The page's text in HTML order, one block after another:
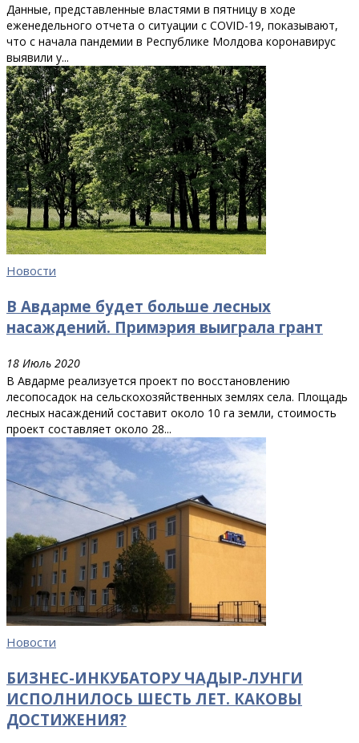
Данные, представленные властями в пятницу в ходе
еженедельного отчета о ситуации с COVID-19, показывают,
что с начала пандемии в Республике Молдова коронавирус
выявили у...
Новости
В Авдарме будет больше лесных
насаждений. Примэрия выиграла грант
18 Июль 2020
В Авдарме реализуется проект по восстановлению
лесопосадок на сельскохозяйственных землях села. Площадь
лесных насаждений составит около 10 га земли, стоимость
проект составляет около 28...
Новости
БИЗНЕС-ИНКУБАТОРУ ЧАДЫР-ЛУНГИ
ИСПОЛНИЛОСЬ ШЕСТЬ ЛЕТ. КАКОВЫ
ДОСТИЖЕНИЯ?